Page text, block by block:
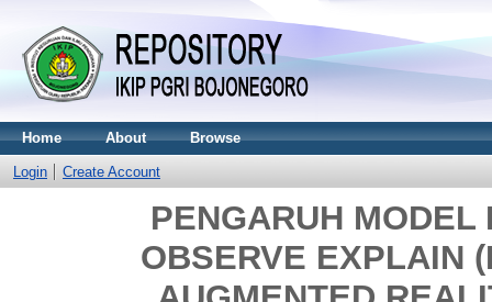
Home About Browse
Login Create Account
PENGARUH
OBSERVE EXPLAIN